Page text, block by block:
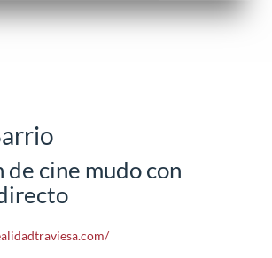
de cine mudo con